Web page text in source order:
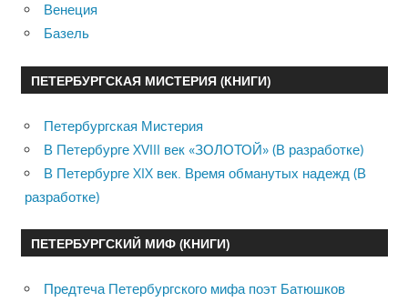
Венеция
Базель
ПЕТЕРБУРГСКАЯ МИСТЕРИЯ (КНИГИ)
Петербургская Мистерия
В Петербурге XVIII век «ЗОЛОТОЙ» (В разработке)
В Петербурге XIX век. Время обманутых надежд (В
разработке)
ПЕТЕРБУРГСКИЙ МИФ (КНИГИ)
Предтеча Петербургского мифа поэт Батюшков